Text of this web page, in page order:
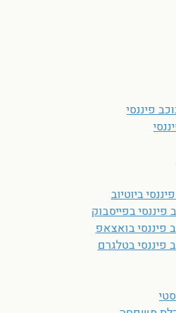
פיננסי
ביוטיוב
פיננסי בפייסבוק
פיננסי בואצאפ
פיננסי בטלגרם